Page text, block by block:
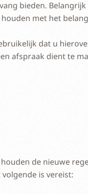
bieden.
met het
dat u
afspraak dient te
de nieuwe
is vereist: